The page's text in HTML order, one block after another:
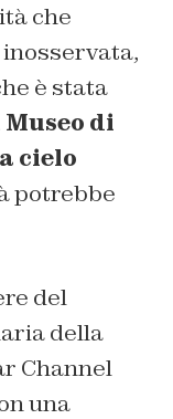
che
è stata
di
cielo
potrebbe
del
della
Channel
una